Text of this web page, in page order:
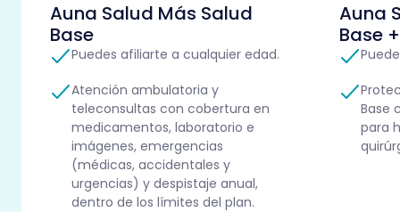
Auna Salud Más Salud
Base
Puedes afiliarte a cualquier edad.
Atención ambulatoria y
teleconsultas con cobertura en
medicamentos, laboratorio e
imágenes, emergencias
(médicas, accidentales y
urgencias) y despistaje anual,
dentro de los límites del plan.
Auna
Base
Base
para